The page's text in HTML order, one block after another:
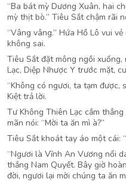
“Ba bát mỳ Dương Xuân, hai
mỳ thịt bò.” Tiêu Sắt chậm rãi
“Vâng vâng.” Hứa Hồ Lô vui
không sai.
Tiêu Sắt đặt mông ngồi xuống,
Lạc, Diệp Nhược Y trước mặt,
“Không có ngươi, ta tạm được,
Kiệt trả lời.
Tư Không Thiên Lạc cắm
mãn nói: “Mời ta ăn mì à?”
Tiêu Sắt khoát tay áo một cái:
“Ngươi là Vĩnh An Vương nổi
thắng Nam Quyết. Bây giờ
đời, ngươi lại mời chúng ta ăn